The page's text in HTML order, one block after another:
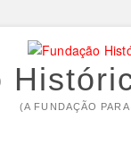
(A FUNDAÇÃO